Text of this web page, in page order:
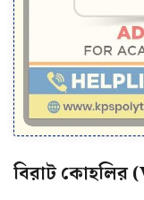
বিরাট কোহলির